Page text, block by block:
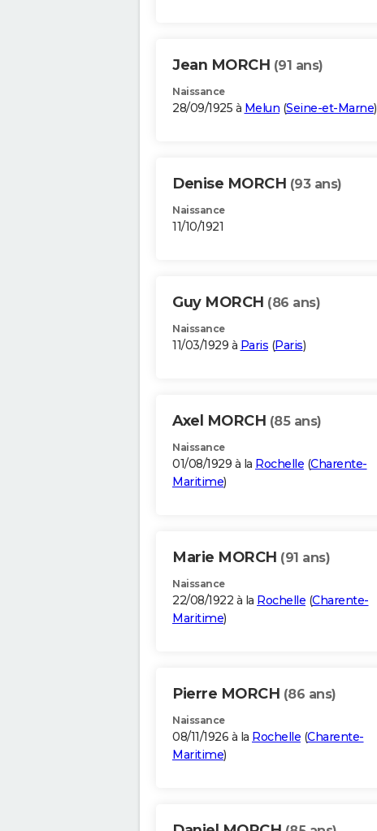
Jean MORCH (91 ans)
Naissance
28/09/1925 à Melun (Seine-et-Marne)
Denise MORCH (93 ans)
Naissance
11/10/1921
Guy MORCH (86 ans)
Naissance
11/03/1929 à Paris (Paris)
Axel MORCH (85 ans)
Naissance
01/08/1929 à la Rochelle (Charente-
Maritime)
Marie MORCH (91 ans)
Naissance
22/08/1922 à la Rochelle (Charente-
Maritime)
Pierre MORCH (86 ans)
Naissance
08/11/1926 à la Rochelle (Charente-
Maritime)